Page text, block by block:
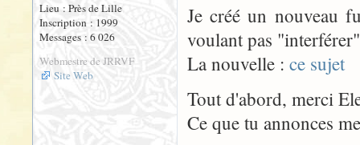
Lieu : Près de Lille
Inscription : 1999
Messages : 6 026
Webmestre de JRRVF
Site Web
Je créé un nouveau
voulant pas
La nouvelle : ce sujet
Tout d'abord, merci
Ce que tu annonces